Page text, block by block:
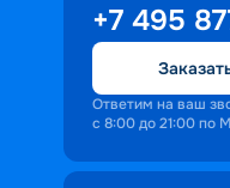
+7 495
Ответим на ваш
с 8:00 до 21:00 по